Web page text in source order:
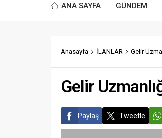
ANA SAYFA GÜNDEM
Anasayfa İLANLAR Gelir
Gelir
Paylaş Tweetle